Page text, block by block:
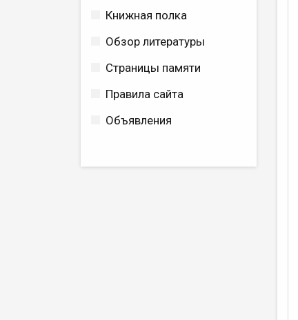
Книжная полка
Обзор литературы
Страницы памяти
Правила сайта
Объявления